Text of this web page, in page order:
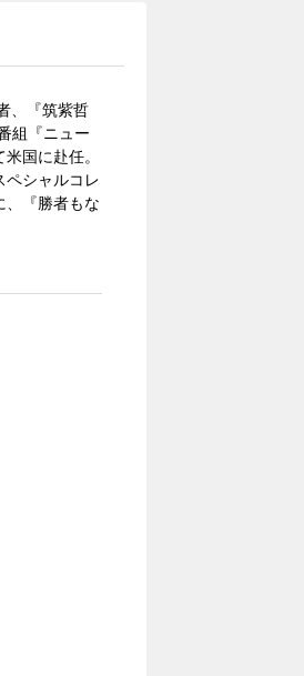
、『筑紫哲
組『ニュー
国に赴任。
シャルコレ
、『勝者もな